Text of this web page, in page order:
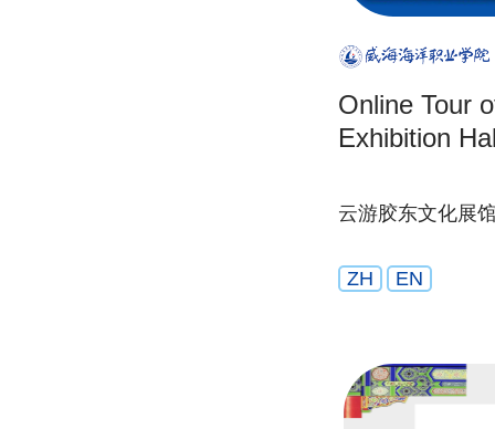
Online Tour
Exhibition
云游胶东文化展
ZH EN